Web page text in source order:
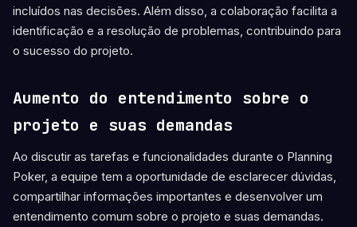
incluídos nas decisões. Além disso, a colaboração facilita a
identificação e a resolução de problemas, contribuindo para
o sucesso do projeto.
Aumento do entendimento sobre o
projeto e suas demandas
Ao discutir as tarefas e funcionalidades durante o Planning
Poker, a equipe tem a oportunidade de esclarecer dúvidas,
compartilhar informações importantes e desenvolver um
entendimento comum sobre o projeto e suas demandas.